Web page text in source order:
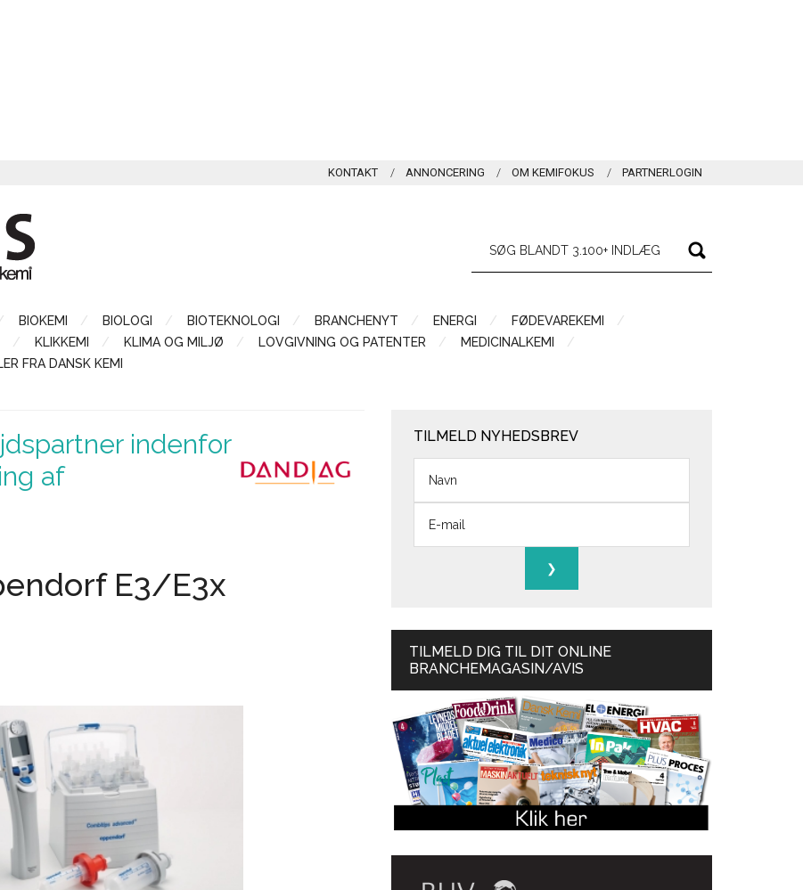
KONTAKT ANNONCERING OM KEMIFOKUS PARTNERLOGIN
BIOKEMI BIOLOGI BIOTEKNOLOGI BRANCHENYT ENERGI
FØDEVAREKEMI
KLIKKEMI KLIMA OG MILJØ LOVGIVNING OG PATENTER
MEDICINALKEMI
FRA DANSK KEMI
indenfor
af
E3/E3x
TILMELD NYHEDSBREV
TILMELD DIG TIL DIT ONLINE
BRANCHEMAGASIN/AVIS